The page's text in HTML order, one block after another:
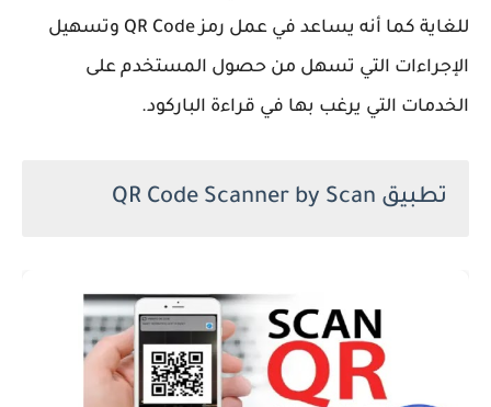
للغاية كما أنه يساعد في عمل رمز QR Code وتسهيل
الإجراءات التي تسهل من حصول المستخدم على
الخدمات التي يرغب بها في قراءة الباركود.
تطبيق QR Code Scanner by Scan